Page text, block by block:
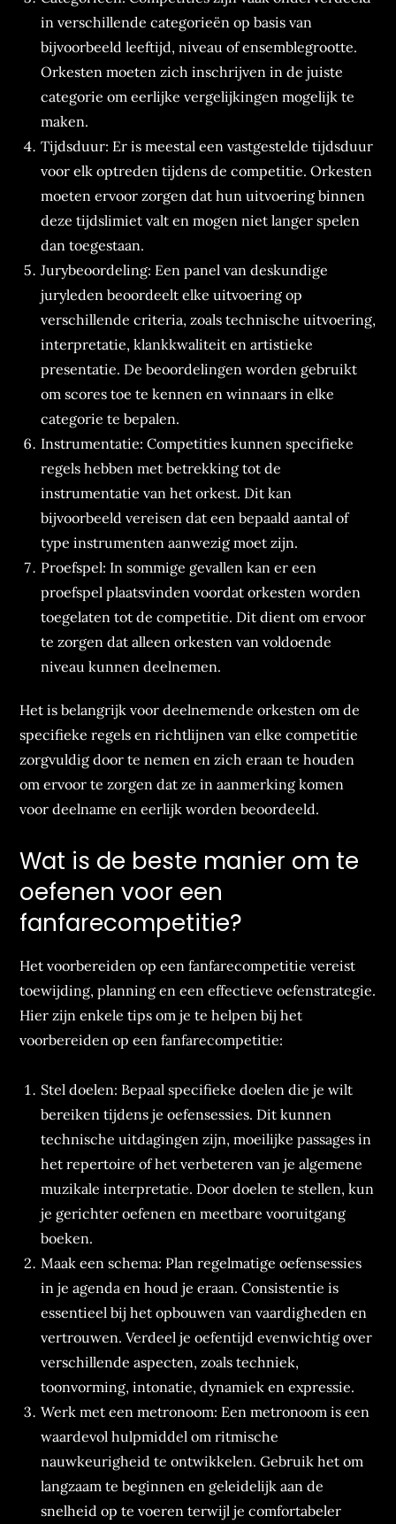
in verschillende categorieën op basis van
bijvoorbeeld leeftijd, niveau of ensemblegrootte.
Orkesten moeten zich inschrijven in de juiste
categorie om eerlijke vergelijkingen mogelijk te
maken.
Tijdsduur: Er is meestal een vastgestelde tijdsduur
voor elk optreden tijdens de competitie. Orkesten
moeten ervoor zorgen dat hun uitvoering binnen
deze tijdslimiet valt en mogen niet langer spelen
dan toegestaan.
Jurybeoordeling: Een panel van deskundige
juryleden beoordeelt elke uitvoering op
verschillende criteria, zoals technische uitvoering,
interpretatie, klankkwaliteit en artistieke
presentatie. De beoordelingen worden gebruikt
om scores toe te kennen en winnaars in elke
categorie te bepalen.
Instrumentatie: Competities kunnen specifieke
regels hebben met betrekking tot de
instrumentatie van het orkest. Dit kan
bijvoorbeeld vereisen dat een bepaald aantal of
type instrumenten aanwezig moet zijn.
Proefspel: In sommige gevallen kan er een
proefspel plaatsvinden voordat orkesten worden
toegelaten tot de competitie. Dit dient om ervoor
te zorgen dat alleen orkesten van voldoende
niveau kunnen deelnemen.
Het is belangrijk voor deelnemende orkesten om de
specifieke regels en richtlijnen van elke competitie
zorgvuldig door te nemen en zich eraan te houden
om ervoor te zorgen dat ze in aanmerking komen
voor deelname en eerlijk worden beoordeeld.
Wat is de beste manier om te
oefenen voor een
fanfarecompetitie?
Het voorbereiden op een fanfarecompetitie vereist
toewijding, planning en een effectieve oefenstrategie.
Hier zijn enkele tips om je te helpen bij het
voorbereiden op een fanfarecompetitie:
Stel doelen: Bepaal specifieke doelen die je wilt
bereiken tijdens je oefensessies. Dit kunnen
technische uitdagingen zijn, moeilijke passages in
het repertoire of het verbeteren van je algemene
muzikale interpretatie. Door doelen te stellen, kun
je gerichter oefenen en meetbare vooruitgang
boeken.
Maak een schema: Plan regelmatige oefensessies
in je agenda en houd je eraan. Consistentie is
essentieel bij het opbouwen van vaardigheden en
vertrouwen. Verdeel je oefentijd evenwichtig over
verschillende aspecten, zoals techniek,
toonvorming, intonatie, dynamiek en expressie.
Werk met een metronoom: Een metronoom is een
waardevol hulpmiddel om ritmische
nauwkeurigheid te ontwikkelen. Gebruik het om
langzaam te beginnen en geleidelijk aan de
snelheid op te voeren terwijl je comfortabeler